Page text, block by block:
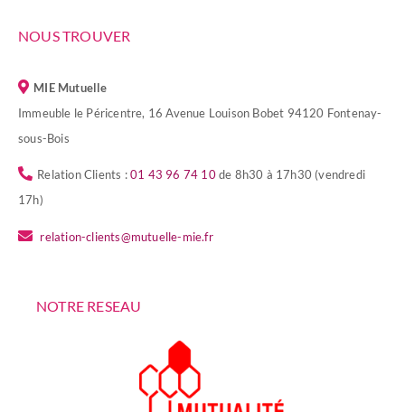
NOUS TROUVER
MIE Mutuelle
Immeuble le Péricentre, 16 Avenue Louison Bobet 94120 Fontenay-
sous-Bois
Relation Clients :01 43 96 74 10de 8h30 à 17h30 (vendredi
17h)
relation-clients@mutuelle-mie.fr
NOTRE RESEAU